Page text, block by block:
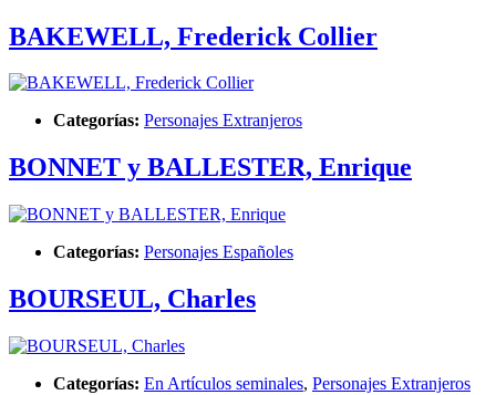
BAKEWELL, Frederick Collier
Categorías: Personajes Extranjeros
BONNET y BALLESTER, Enrique
Categorías: Personajes Españoles
BOURSEUL, Charles
Categorías: En Artículos seminales, Personajes Extranjeros